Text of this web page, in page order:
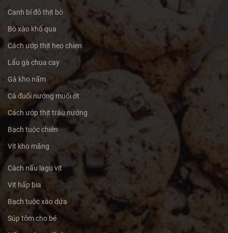
Canh bí đỏ thịt bò
Bò xào khổ qua
Cách ướp thịt heo chien
Lẩu gà chua cay
Gà kho nấm
Cá đuối nướng muối ớt
Cách ướp thịt trâu nướng
Bạch tuộc chiên
Vịt kho măng
Cách nấu lagu vịt
Vịt hấp bia
Bạch tuộc xào dứa
Súp tôm cho bé